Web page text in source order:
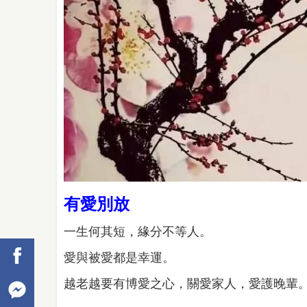
有愛別放
一生何其短，緣分不等人。
愛與被愛都是幸運。
越老越要有博愛之心，關愛家人，愛護晚輩